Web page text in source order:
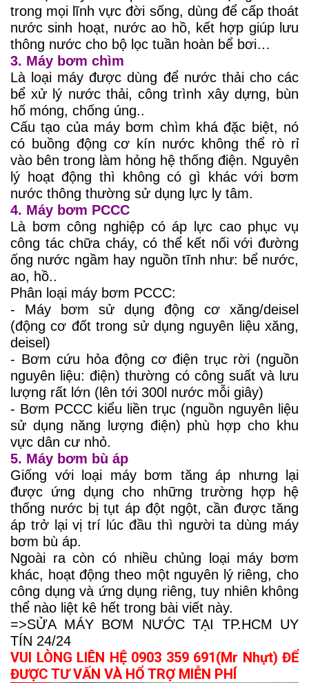
trong mọi lĩnh vực đời sống, dùng để cấp thoát
nước sinh hoạt, nước ao hồ, kết hợp giúp lưu
thông nước cho bộ lọc tuần hoàn bể bơi…
3. Máy bơm chìm
Là loại máy được dùng để nước thải cho các
bể xử lý nước thải, công trình xây dựng, bùn
hố móng, chống úng..
Cấu tạo của máy bơm chìm khá đặc biệt, nó
có buồng động cơ kín nước không thể rò rỉ
vào bên trong làm hỏng hệ thống điện. Nguyên
lý hoạt động thì không có gì khác với bơm
nước thông thường sử dụng lực ly tâm.
4. Máy bơm PCCC
Là bơm công nghiệp có áp lực cao phục vụ
công tác chữa cháy, có thể kết nối với đường
ống nước ngầm hay nguồn tĩnh như: bể nước,
ao, hồ..
Phân loại máy bơm PCCC:
- Máy bơm sử dụng động cơ xăng/deisel
(động cơ đốt trong sử dụng nguyên liệu xăng,
deisel)
- Bơm cứu hỏa động cơ điện trục rời (nguồn
nguyên liệu: điện) thường có công suất và lưu
lượng rất lớn (lên tới 300l nước mỗi giây)
- Bơm PCCC kiểu liền trục (nguồn nguyên liệu
sử dụng năng lượng điện) phù hợp cho khu
vực dân cư nhỏ.
5. Máy bơm bù áp
Giống với loại máy bơm tăng áp nhưng lại
được ứng dụng cho những trường hợp hệ
thống nước bị tụt áp đột ngột, cần được tăng
áp trở lại vị trí lúc đầu thì người ta dùng máy
bơm bù áp.
Ngoài ra còn có nhiều chủng loại máy bơm
khác, hoạt động theo một nguyên lý riêng, cho
công dụng và ứng dụng riêng, tuy nhiên không
thể nào liệt kê hết trong bài viết này.
=>SỬA MÁY BƠM NƯỚC TẠI TP.HCM UY
TÍN 24/24
VUI LÒNG LIÊN HỆ 0903 359 691(Mr Nhựt) ĐỂ
ĐƯỢC TƯ VẤN VÀ HỔ TRỢ MIỄN PHÍ